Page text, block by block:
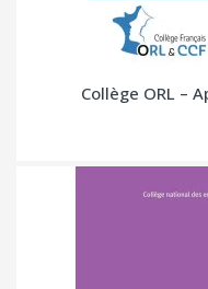
Collège ORL –